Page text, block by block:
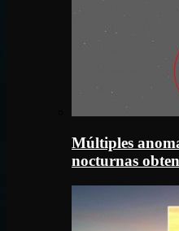
Múltiples
nocturnas